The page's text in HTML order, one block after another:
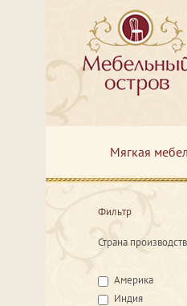
Мягкая
Фильтр
Страна
Америка
Индия